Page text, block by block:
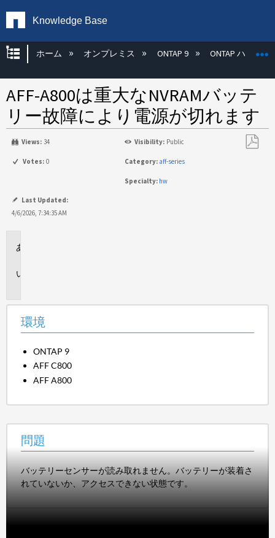
Knowledge Base
グローバル階層を展開/折りたたむ
ホーム オンプレミス ONTAP 9 ONTAP ハード
AFF-A800は重大なNVRAMバッテ
リー故障により電源が切れます
Views: 34 Visibility: Public
Votes: 0 Category: aff-series
Specialty: hw
Last Updated:
4/6/2026, 7:34:35 AM
環境
ONTAP 9
AFF C800
AFF A800
問題
バッテリーセンサーが読み取れません。バッテリーが装着さ
れていないか、アクセスできない状態です。